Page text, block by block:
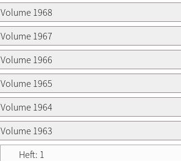
Volume 1968
Volume 1967
Volume 1966
Volume 1965
Volume 1964
Volume 1963
Heft: 1